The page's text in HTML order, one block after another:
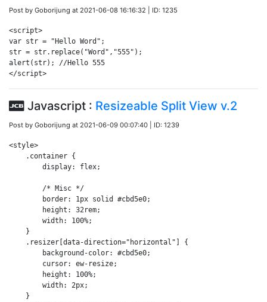
Post by Goborijung at 2021-06-08 16:16:32 | ID: 1235
<script>
var str = "Hello Word";
str = str.replace("Word","555");
alert(str); //Hello 555
</script>
Javascript : Resizeable Split View v.2
Post by Goborijung at 2021-06-09 00:07:40 | ID: 1239
<style>
    .container {
        display: flex;
        /* Misc */
        border: 1px solid #cbd5e0;
        height: 32rem;
        width: 100%;
    }
    .resizer[data-direction="horizontal"] {
        background-color: #cbd5e0;
        cursor: ew-resize;
        height: 100%;
        width: 2px;
    }